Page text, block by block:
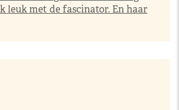
leuk met de fascinator. En haar